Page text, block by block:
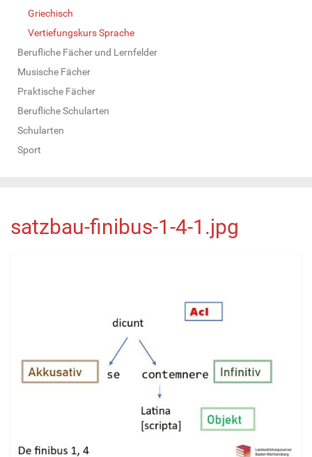
Griechisch
Vertiefungskurs Sprache
Berufliche Fächer und Lernfelder
Musische Fächer
Praktische Fächer
Berufliche Schularten
Schularten
Sport
satzbau-finibus-1-4-1.jpg